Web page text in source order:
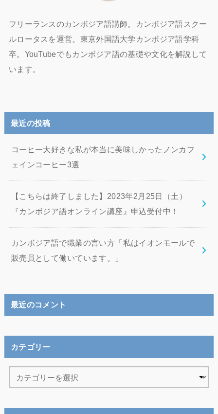
フリーランスのカンボジア語講師。カンボジア語スクー
ルロータスを運営。東京外国語大学カンボジア語学科
卒。YouTubeでもカンボジア語の基礎や文化を解説して
います。
最近の投稿
コーヒー大好きな私が本当に美味しかったノンカフ
ェインコーヒー3選
【こちらは終了しました】2023年2月25日（土）
『カンボジア語オンライン講座』申込受付中！
カンボジア語で職業の言い方「私はイオンモールで
販売員として働いています。」
最近のコメント
カテゴリー